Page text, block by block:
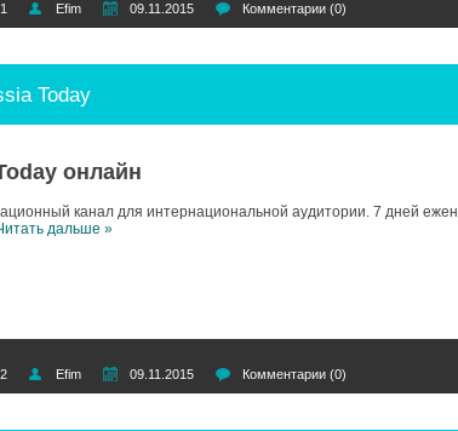
Efim 09.11.2015 Комментарии (0)
Today
онлайн
канал для интернациональной аудитории. 7 дней
дальше »
Efim 09.11.2015 Комментарии (0)